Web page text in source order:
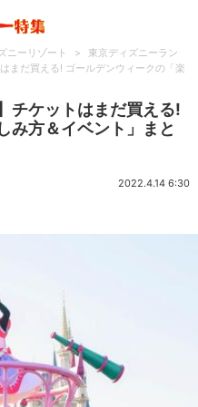
ニーリゾート >
東京ディズニーラン
まだ買える! ゴールデンウィークの「楽
チケットはまだ買える!
み方＆イベント」まと
2022.4.14 6:30